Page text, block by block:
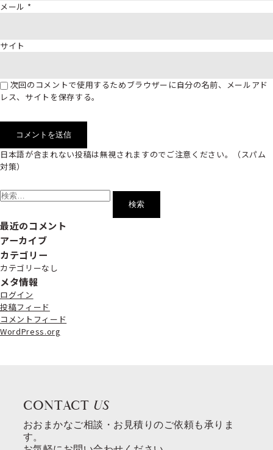
メール *
サイト
次回のコメントで使用するためブラウザーに自分の名前、メールアド
レス、サイトを保存する。
日本語が含まれない投稿は無視されますのでご注意ください。（スパム
対策）
索:
最近のコメント
アーカイブ
カテゴリー
カテゴリーなし
メタ情報
ログイン
投稿フィード
コメントフィード
WordPress.org
CONTACT US
おおまかなご相談・お見積りのご依頼も承りま
す。